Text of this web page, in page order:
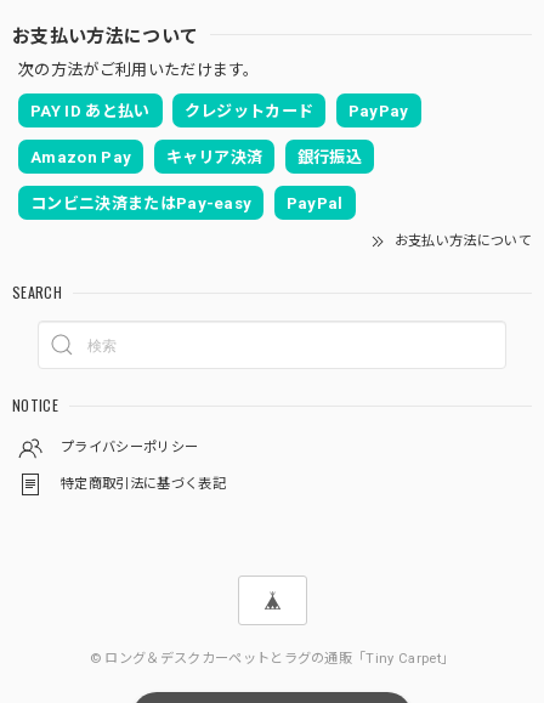
お支払い方法について
次の方法がご利用いただけます。
PAY ID あと払い クレジットカード PayPay
Amazon Pay キャリア決済 銀行振込
コンビニ決済またはPay-easy PayPal
お支払い方法について
SEARCH
NOTICE
プライバシーポリシー
特定商取引法に基づく表記
© ロング＆デスクカーペットとラグの通販「Tiny Carpet」